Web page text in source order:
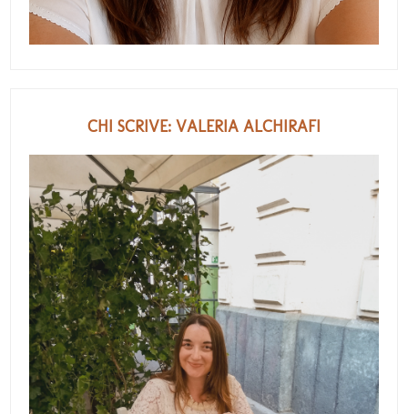
CHI SCRIVE: VALERIA ALCHIRAFI